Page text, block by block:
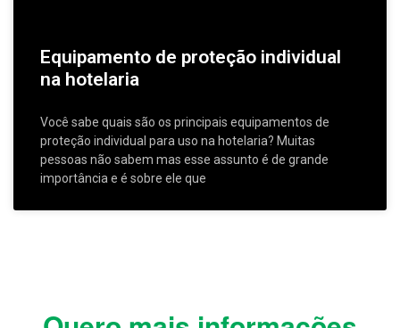
Equipamento de proteção individual
na hotelaria
Você sabe quais são os principais equipamentos de
proteção individual para uso na hotelaria? Muitas
pessoas não sabem mas esse assunto é de grande
importância e é sobre ele que